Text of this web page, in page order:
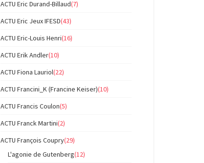
ACTU Eric Durand-Billaud(7)
ACTU Eric Jeux IFESD(43)
ACTU Eric-Louis Henri(16)
ACTU Erik Andler(10)
ACTU Fiona Lauriol(22)
ACTU Francini_K (Francine Keiser)(10)
ACTU Francis Coulon(5)
ACTU Franck Martini(2)
ACTU François Coupry(29)
L'agonie de Gutenberg(12)